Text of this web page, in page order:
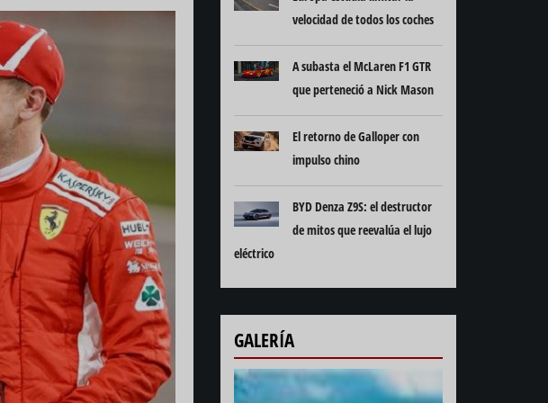
velocidad de todos los coches
A subasta el McLaren F1 GTR
que perteneció a Nick Mason
El retorno de Galloper con
impulso chino
BYD Denza Z9S: el destructor
de mitos que reevalúa el lujo
eléctrico
GALERÍA